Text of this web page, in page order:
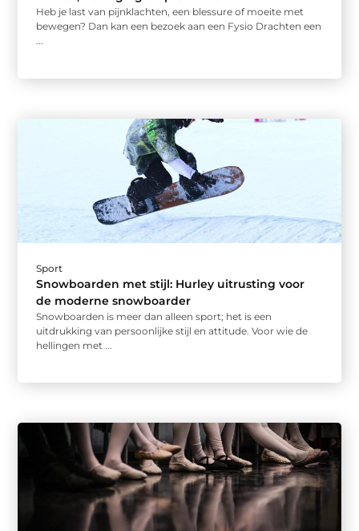
Heb je last van pijnklachten, een blessure of moeite met
bewegen? Dan kan een bezoek aan een Fysio Drachten een
...
Sport
Snowboarden met stijl: Hurley uitrusting voor
de moderne snowboarder
Snowboarden is meer dan alleen sport; het is een
uitdrukking van persoonlijke stijl en attitude. Voor wie de
hellingen met ...